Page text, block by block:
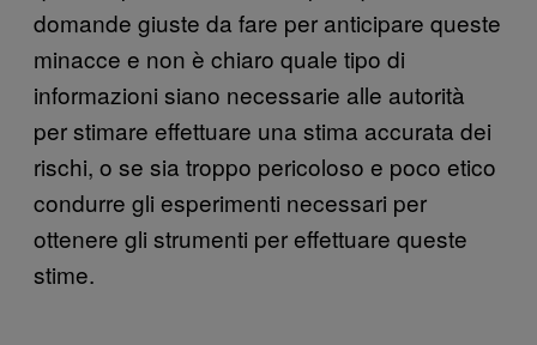
domande giuste da fare per anticipare queste
minacce e non è chiaro quale tipo di
informazioni siano necessarie alle autorità
per stimare effettuare una stima accurata dei
rischi, o se sia troppo pericoloso e poco etico
condurre gli esperimenti necessari per
ottenere gli strumenti per effettuare queste
stime.